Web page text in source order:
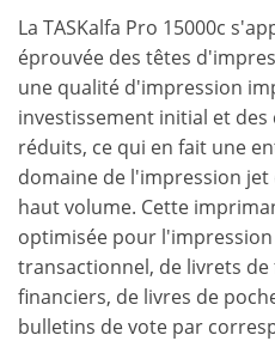
La TASKalfa Pro 15000c
éprouvée des têtes
une qualité d'impression
investissement initial et
réduits, ce qui en fait une
domaine de l'impression
haut volume. Cette
optimisée pour
transactionnel, de livrets
financiers, de livres de
bulletins de vote par